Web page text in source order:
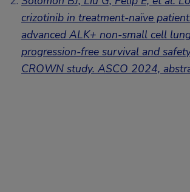
crizotinib in treatment-naïve
advanced ALK+ non-small cell
progression-free survival and
CROWN study. ASCO 2024,